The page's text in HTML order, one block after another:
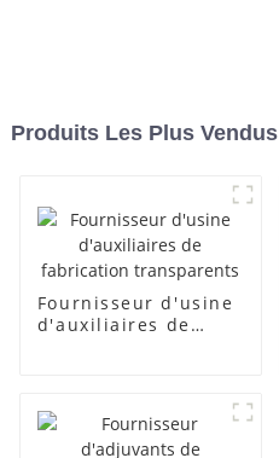
Produits Les Plus Vendus
Fournisseur d'usine
d'auxiliaires de